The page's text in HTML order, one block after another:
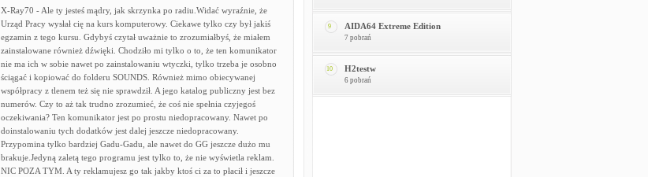
X-Ray70 - Ale ty jesteś mądry, jak skrzynka po radiu.Widać wyraźnie, że
Urząd Pracy wysłał cię na kurs komputerowy. Ciekawe tylko czy był jakiś
egzamin z tego kursu. Gdybyś czytał uważnie to zrozumiałbyś, że miałem
zainstalowane również dźwięki. Chodziło mi tylko o to, że ten komunikator
nie ma ich w sobie nawet po zainstalowaniu wtyczki, tylko trzeba je osobno
ściągać i kopiować do folderu SOUNDS. Również mimo obiecywanej
współpracy z tlenem też się nie sprawdził. A jego katalog publiczny jest bez
numerów. Czy to aż tak trudno zrozumieć, że coś nie spełnia czyjegoś
oczekiwania? Ten komunikator jest po prostu niedopracowany. Nawet po
doinstalowaniu tych dodatków jest dalej jeszcze niedopracowany.
Przypomina tylko bardziej Gadu-Gadu, ale nawet do GG jeszcze dużo mu
brakuje.Jedyną zaletą tego programu jest tylko to, że nie wyświetla reklam.
NIC POZA TYM. A ty reklamujesz go tak jakby ktoś ci za to płacił i jeszcze
9 AIDA64 Extreme Edition
7 pobrań
10 H2testw
6 pobrań